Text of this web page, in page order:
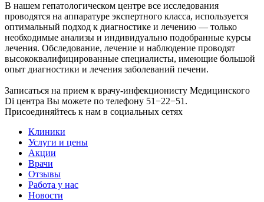
В нашем гепатологическом центре все исследования
проводятся на аппаратуре экспертного класса, используется
оптимальный подход к диагностике и лечению — только
необходимые анализы и индивидуально подобранные курсы
лечения. Обследование, лечение и наблюдение проводят
высококвалифицированные специалисты, имеющие большой
опыт диагностики и лечения заболеваний печени.
Записаться на прием к врачу-инфекционисту Медицинского
Di центра Вы можете по телефону 51−22−51.
Присоединяйтесь к нам в социальных сетях
Клиники
Услуги и цены
Акции
Врачи
Отзывы
Работа у нас
Новости